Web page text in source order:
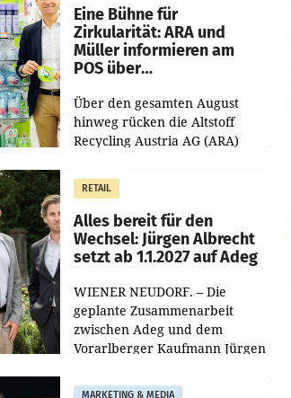
dem Vergleichszeitraum
Eine Bühne für
Zirkularität: ARA und
Müller informieren am
POS über
Über den gesamten August
hinweg rücken die Altstoff
Recycling Austria AG (ARA)
Müller die Initiative „Kreislauf-
Helden“ in allen
österreichischen Müller-Filialen
RETAIL
Alles bereit für den
Wechsel: Jürgen Albrecht
setzt ab 1.1.2027 auf Adeg
WIENER NEUDORF. – Die
geplante Zusammenarbeit
zwischen Adeg und dem
Vorarlberger Kaufmann Jürgen
freigegeben: Die
MARKETING & MEDIA